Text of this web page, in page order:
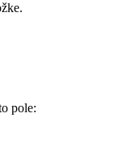
pole: